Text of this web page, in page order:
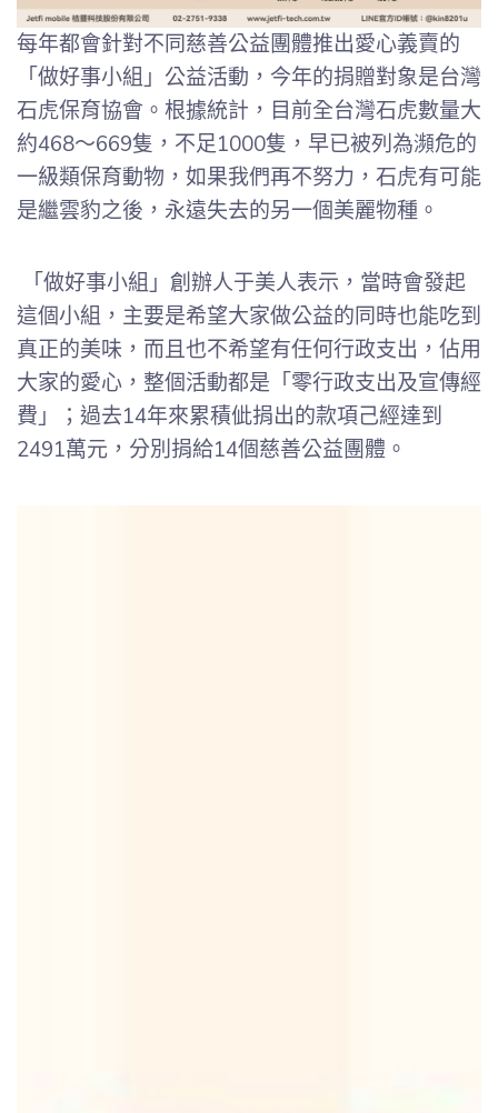
每年都會針對不同慈善公益團體推出愛心義賣的
「做好事小組」公益活動，今年的捐贈對象是台灣
石虎保育協會。根據統計，目前全台灣石虎數量大
約468～669隻，不足1000隻，早已被列為瀕危的
一級類保育動物，如果我們再不努力，石虎有可能
是繼雲豹之後，永遠失去的另一個美麗物種。
「做好事小組」創辦人于美人表示，當時會發起
這個小組，主要是希望大家做公益的同時也能吃到
真正的美味，而且也不希望有任何行政支出，佔用
大家的愛心，整個活動都是「零行政支出及宣傳經
費」；過去14年來累積佌捐出的款項己經達到
2491萬元，分別捐給14個慈善公益團體。